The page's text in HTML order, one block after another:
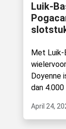
Luik-
Met
Doyenne
dan
April 24,